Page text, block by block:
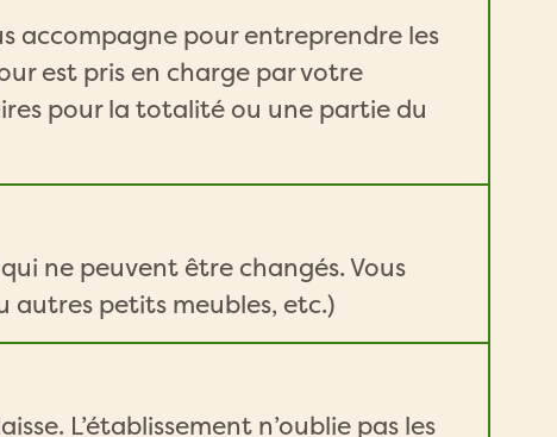
accompagne pour entreprendre les
est pris en charge par votre
pour la totalité ou une partie du
ne peuvent être changés. Vous
petits meubles, etc.)
L’établissement n’oublie pas les